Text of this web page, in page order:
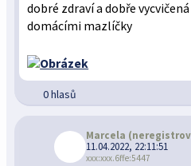
dobré zdraví a dobře
domácími mazlíčky
0 hlasů
Marcela
11.04.2022, 22:11:51
xxx:xxx.6ffe:5447